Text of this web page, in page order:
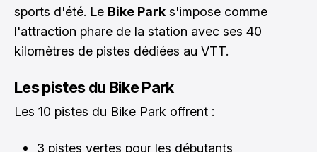
sports d'été. Le Bike Park s'impose comme
l'attraction phare de la station avec ses 40
kilomètres de pistes dédiées au VTT.
Les pistes du Bike Park
Les 10 pistes du Bike Park offrent :
3 pistes vertes pour les débutants